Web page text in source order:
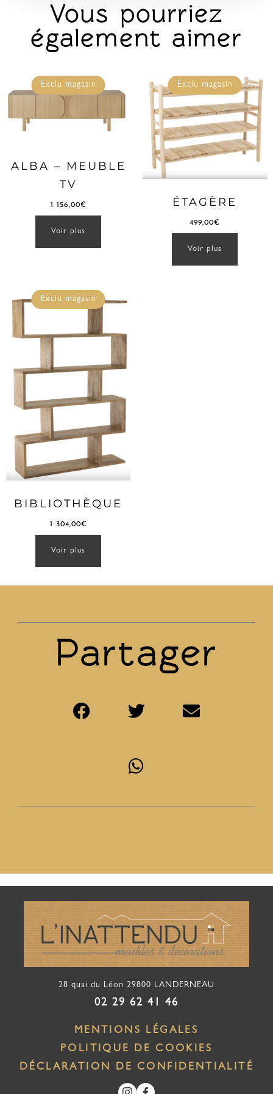
Vous pourriez
également aimer
ALBA – MEUBLE
TV
1 156,00€
Exclu magasin
Voir plus
ÉTAGÈRE
499,00€
Exclu magasin
Voir plus
BIBLIOTHÈQUE
1 304,00€
Exclu magasin
Voir plus
Partager
28 quai du Léon 29800 LANDERNEAU
02 29 62 41 46
MENTIONS LÉGALES
POLITIQUE DE COOKIES
DÉCLARATION DE CONFIDENTIALITÉ